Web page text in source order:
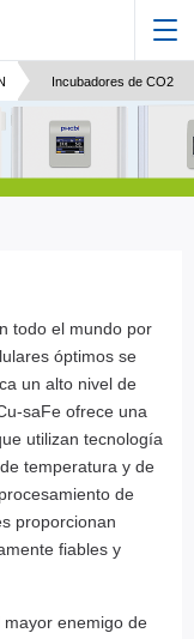
Incubadores de CO2
todo el mundo por
óptimos se
un alto nivel de
saFe ofrece una
utilizan tecnología
temperatura y de
de
proporcionan
fiables y
enemigo de